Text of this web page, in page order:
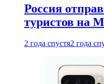
Россия
туристов на
2 года спустя2 года